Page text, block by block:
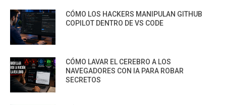
CÓMO LOS HACKERS MANIPULAN GITHUB
COPILOT DENTRO DE VS CODE
CÓMO LAVAR EL CEREBRO A LOS
NAVEGADORES CON IA PARA ROBAR
SECRETOS